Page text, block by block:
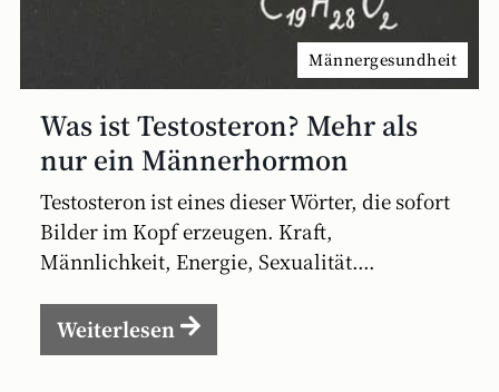
Männergesundheit
Was ist Testosteron? Mehr als
nur ein Männerhormon
Testosteron ist eines dieser Wörter, die sofort
Bilder im Kopf erzeugen. Kraft,
Männlichkeit, Energie, Sexualität....
Weiterlesen